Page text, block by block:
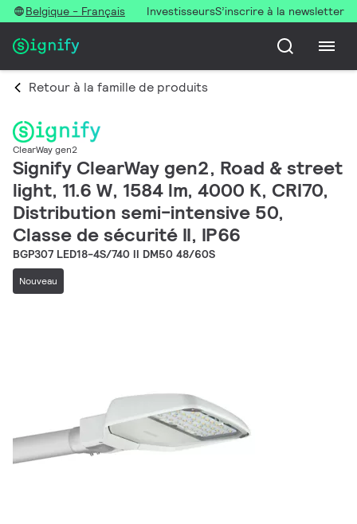
Belgique - Français InvestisseursS’inscrire à la newsletter
Retour à la famille de produits
ClearWay gen2
Signify ClearWay gen2, Road & street
light, 11.6 W, 1584 lm, 4000 K, CRI70,
Distribution semi-intensive 50,
Classe de sécurité II, IP66
BGP307 LED18-4S/740 II DM50 48/60S
Nouveau